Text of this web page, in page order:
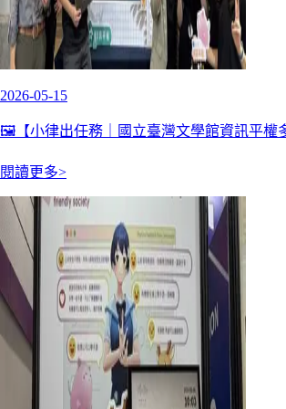
2026-05-15
🖼️【小律出任務｜國立臺灣文學館資訊平權
閱讀更多>